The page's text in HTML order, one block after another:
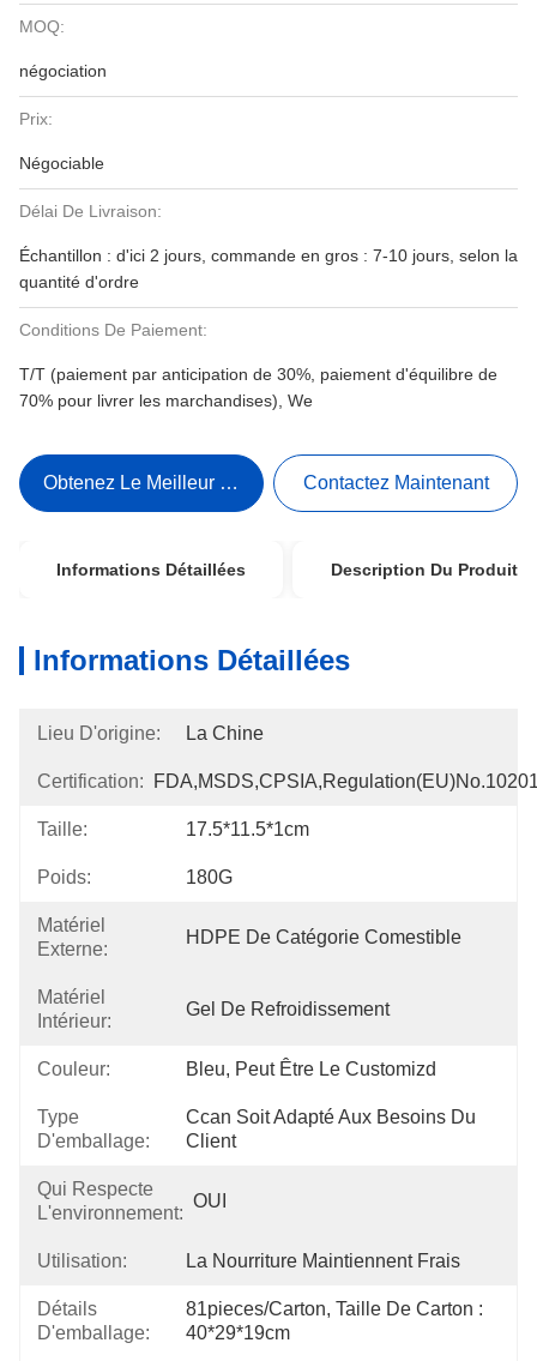
MOQ:
négociation
Prix:
Négociable
Délai De Livraison:
Échantillon : d'ici 2 jours, commande en gros : 7-10 jours, selon la
quantité d'ordre
Conditions De Paiement:
T/T (paiement par anticipation de 30%, paiement d'équilibre de
70% pour livrer les marchandises), We
Obtenez Le Meilleur Prix Contactez Maintenant
Informations Détaillées Description Du Produit
Informations Détaillées
Lieu D'origine: La Chine
Certification:
Taille: 17.5*11.5*1cm
Poids: 180G
Matériel
Externe:
HDPE De Catégorie Comestible
Matériel
Intérieur:
Gel De Refroidissement
Couleur: Bleu, Peut Être Le Customizd
Type
D'emballage:
Ccan Soit Adapté Aux Besoins Du
Client
Qui Respecte
L'environnement:
OUI
Utilisation: La Nourriture Maintiennent Frais
Détails
D'emballage:
81pieces/carton, Taille De Carton :
40*29*19cm